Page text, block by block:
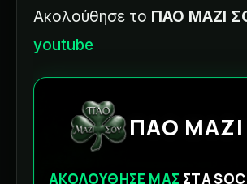
Ακολούθησε το ΠΑΟ ΜΑΖΙ
youtube
ΠΑΟ
ΑΚΟΛΟΥΘΗΣΕ ΜΑΣ ΣΤΑ